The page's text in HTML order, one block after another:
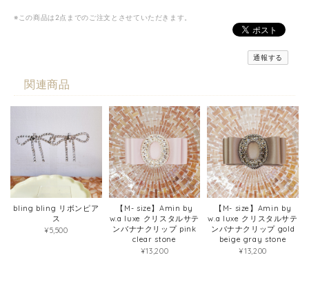
※この商品は2点までのご注文とさせていただきます。
通報する
関連商品
bling bling リボンピア
ス
¥5,500
【M- size】Amin by
w.a luxe クリスタルサテ
ンバナナクリップ pink
clear stone
¥13,200
【M- size】Amin by
w.a luxe クリスタルサテ
ンバナナクリップ gold
beige gray stone
¥13,200